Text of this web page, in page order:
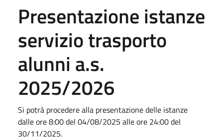
Presentazione istanze
servizio trasporto
alunni a.s.
2025/2026
Si potrà procedere alla presentazione delle istanze
dalle ore 8:00 del 04/08/2025 alle ore 24:00 del
30/11/2025.